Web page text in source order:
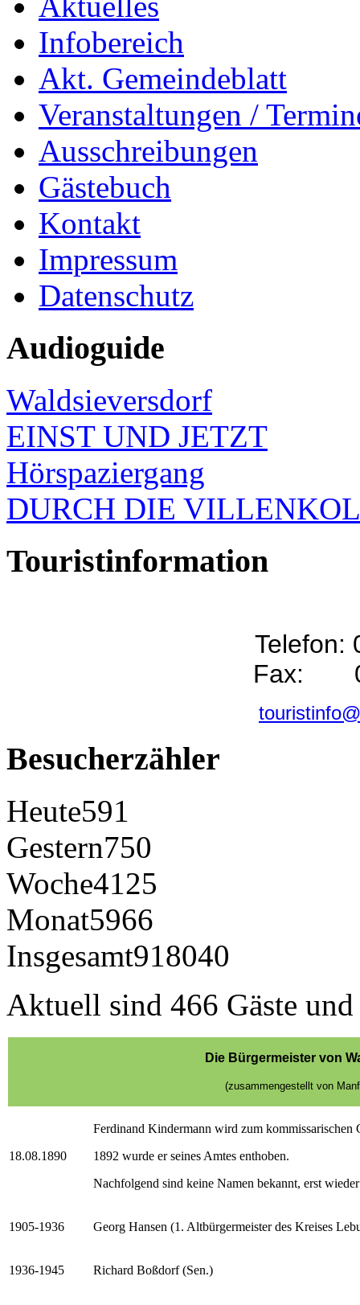
Infobereich
Akt. Gemeindeblatt
Veranstaltungen /
Ausschreibungen
Gästebuch
Kontakt
Impressum
Datenschutz
Audioguide
Waldsieversdorf
EINST UND JETZT
Hörspaziergang
DURCH DIE
Touristinformation
Telefon:
Fax:
Besucherzähler
Heute591
Gestern750
Woche4125
Monat5966
Insgesamt918040
Aktuell sind 466 Gäste
Die Bürgermeister von
(zusammengestellt von
18.08.1890
Ferdinand Kindermann wird zum kommissarischen
1892 wurde er seines Amtes enthoben.
Nachfolgend sind keine Namen bekannt, erst
1905-1936 Georg Hansen (1. Altbürgermeister des Kreises
1936-1945 Richard Boßdorf (Sen.)